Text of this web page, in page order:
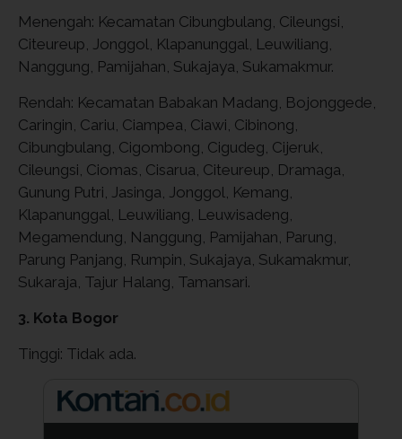
Menengah: Kecamatan Cibungbulang, Cileungsi,
Citeureup, Jonggol, Klapanunggal, Leuwiliang,
Nanggung, Pamijahan, Sukajaya, Sukamakmur.
Rendah: Kecamatan Babakan Madang, Bojonggede,
Caringin, Cariu, Ciampea, Ciawi, Cibinong,
Cibungbulang, Cigombong, Cigudeg, Cijeruk,
Cileungsi, Ciomas, Cisarua, Citeureup, Dramaga,
Gunung Putri, Jasinga, Jonggol, Kemang,
Klapanunggal, Leuwiliang, Leuwisadeng,
Megamendung, Nanggung, Pamijahan, Parung,
Parung Panjang, Rumpin, Sukajaya, Sukamakmur,
Sukaraja, Tajur Halang, Tamansari.
3. Kota Bogor
Tinggi: Tidak ada.